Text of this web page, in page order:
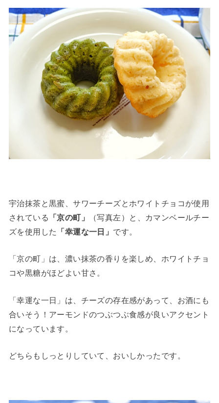
宇治抹茶と黒蜜、サワーチーズとホワイトチョコが使用
されている
「京の町」
（写真左）と、カマンベールチー
ズを使用した
「幸運な一日」 です。
「京の町」は、濃い抹茶の香りを楽しめ、ホワイトチョ
コや黒糖がほどよい甘さ。
「幸運な一日」は、チーズの存在感があって、お酒にも
合いそう！アーモンドのつぶつぶ食感が良いアクセント
になっています。
どちらもしっとりしていて、おいしかったです。